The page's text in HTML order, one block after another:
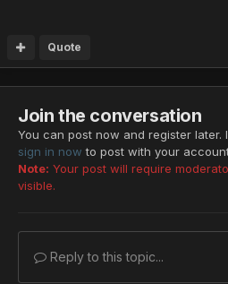
Quote
Join the conversation
You can post now and register
sign in now to post with your
Note: Your post will require
visible.
Reply to this topic...